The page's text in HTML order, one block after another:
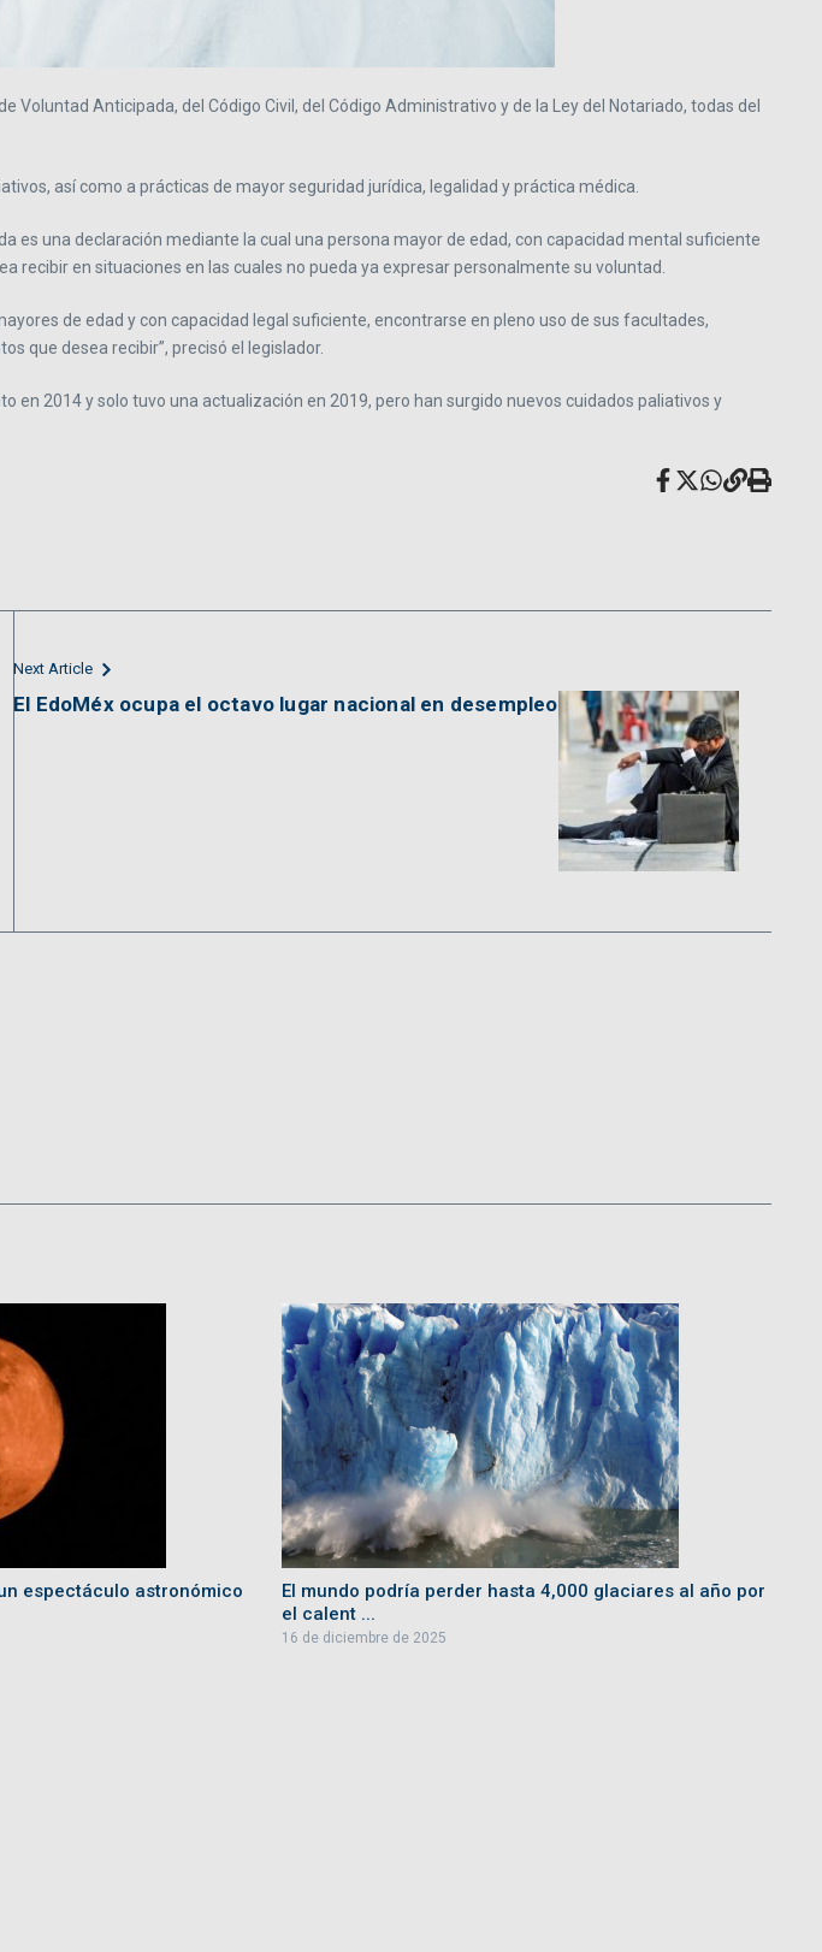
Anticipada, del Código Civil, del Código Administrativo y de la Ley del Notariado, todas del
así como a prácticas de mayor seguridad jurídica, legalidad y práctica médica.
es una declaración mediante la cual una persona mayor de edad, con capacidad mental suficiente
recibir en situaciones en las cuales no pueda ya expresar personalmente su voluntad.
de edad y con capacidad legal suficiente, encontrarse en pleno uso de sus facultades,
que desea recibir”, precisó el legislador.
en 2014 y solo tuvo una actualización en 2019, pero han surgido nuevos cuidados paliativos y
Next Article
El EdoMéx ocupa el octavo lugar nacional en desempleo
espectáculo astronómico
El mundo podría perder hasta 4,000 glaciares al año por
el calent ...
16 de diciembre de 2025